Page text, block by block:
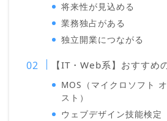
将来性が見込める
業務独占がある
独立開業につながる
【IT・Web系】おすすめ
MOS（マイクロソフト
スト）
ウェブデザイン技能検定